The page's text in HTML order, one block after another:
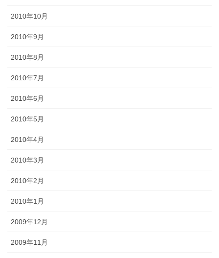
2010年10月
2010年9月
2010年8月
2010年7月
2010年6月
2010年5月
2010年4月
2010年3月
2010年2月
2010年1月
2009年12月
2009年11月